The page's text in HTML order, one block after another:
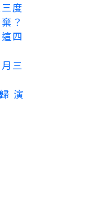
度
？
四
三
演